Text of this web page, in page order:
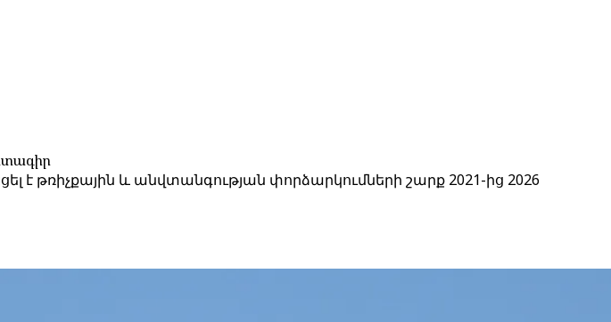
է թռիչքային և անվտանգության փորձարկումների շարք 2021-ից 2026